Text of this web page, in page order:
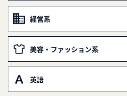
経営系
美容・ファッション系
英語